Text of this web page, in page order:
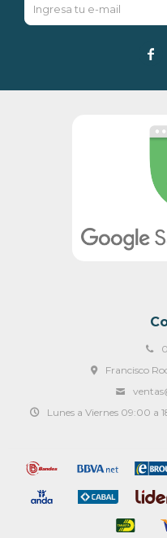
Francisco
Lunes a Viernes 09:00 a
